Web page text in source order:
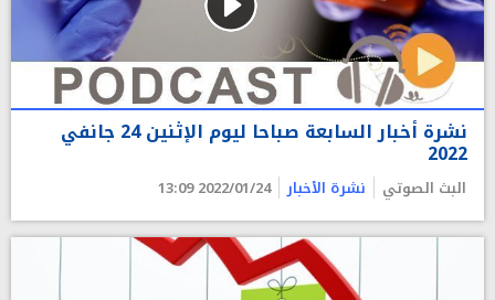
نشرة أخبار السابعة صباحا ليوم الإثنين 24 جانفي
2022
البث الصوتي نشرة الأخبار 2022/01/24 13:09